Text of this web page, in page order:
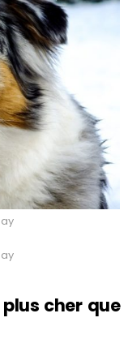
cher que